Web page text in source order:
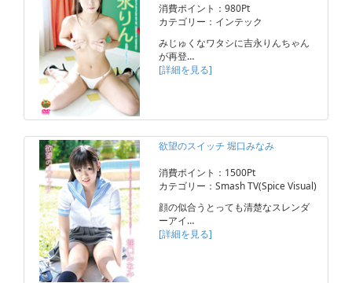
消費ポイント：980Pt
カテゴリー：インテック
みじゅくなワタシに吉永りんちゃん
が再登…
[詳細を見る]
欲望のスイッチ 堀口みなみ
消費ポイント：1500Pt
カテゴリー：Smash TV(Spice Visual)
顔の似合うとっても清楚なスレンダ
ーアイ…
[詳細を見る]